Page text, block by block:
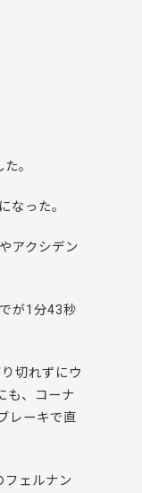
。
なった。
アクシデン
が1分43秒
切れずにウ
も、コーナ
レーキで直
フェルナン